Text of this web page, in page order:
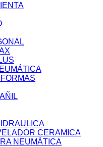
CERAMICA
NEUMÁTICA